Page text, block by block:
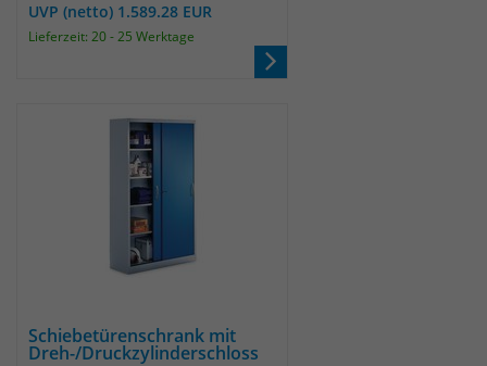
UVP (netto) 1.589.28 EUR
Lieferzeit: 20 - 25 Werktage
Schiebetürenschrank mit
Dreh-/Druckzylinderschloss
Laufzeit 30 Minuten
Das Cookie wird genutzt um temporär
_pk_hsr
30 Minuten
Zweck
Session Daten zu speichern